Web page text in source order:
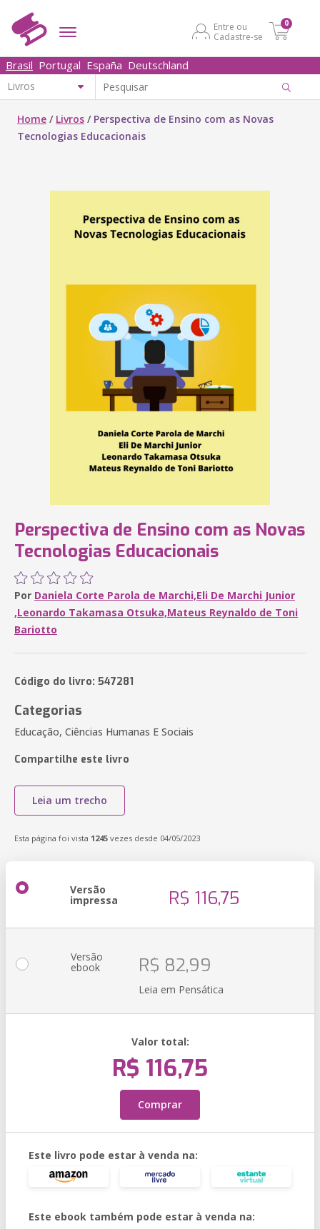
Entre ou
Cadastre-se
0
Brasil Portugal España Deutschland
Home / Livros / Perspectiva de Ensino com as Novas
Tecnologias Educacionais
Perspectiva de Ensino com as Novas
Tecnologias Educacionais
Por Daniela Corte Parola de Marchi,Eli De Marchi Junior
,Leonardo Takamasa Otsuka,Mateus Reynaldo de Toni
Bariotto
Código do livro: 547281
Categorias
Educação, Ciências Humanas E Sociais
Compartilhe este livro
Leia um trecho
Esta página foi vista 1245 vezes desde 04/05/2023
Versão
impressa R$ 116,75
Versão
ebook R$ 82,99
Leia em Pensática
Valor total:
R$ 116,75
Comprar
Este livro pode estar à venda na:
Este ebook também pode estar à venda na: